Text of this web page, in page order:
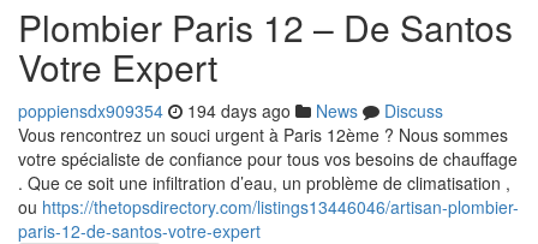
Plombier Paris 12 – De Santos
Votre Expert
poppiensdx909354 194 days ago News
Discuss
Vous rencontrez un souci urgent à Paris 12ème ? Nous sommes
votre spécialiste de confiance pour tous vos besoins de chauffage
. Que ce soit une infiltration d’eau, un problème de climatisation ,
ou https://thetopsdirectory.com/listings13446046/artisan-plombier-
paris-12-de-santos-votre-expert